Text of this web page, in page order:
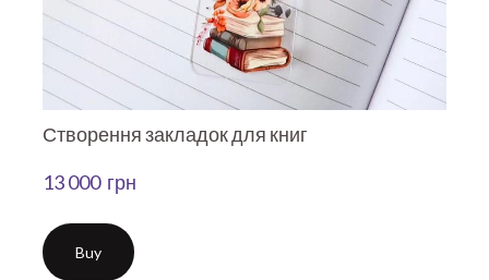
Створення закладок для книг
13 000  грн
Buy